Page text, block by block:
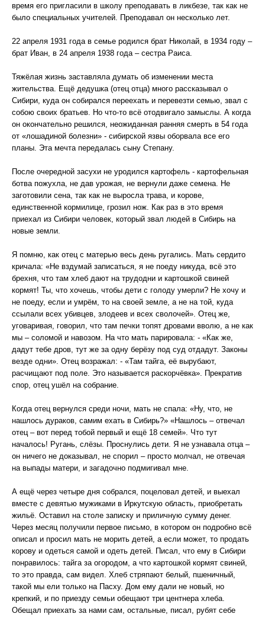
время его пригласили в школу преподавать в ликбезе, так как не
было специальных учителей. Преподавал он несколько лет.
22 апреля 1931 года в семье родился брат Николай, в 1934 году –
брат Иван, в 24 апреля 1938 года – сестра Раиса.
Тяжёлая жизнь заставляла думать об изменении места
жительства. Ещё дедушка (отец отца) много рассказывал о
Сибири, куда он собирался переехать и перевезти семью, звал с
собою своих братьев. Но что-то всё отодвигало замыслы. А когда
он окончательно решился, неожиданная ранняя смерть в 54 года
от «лошадиной болезни» - сибирской язвы оборвала все его
планы. Эта мечта передалась сыну Степану.
После очередной засухи не уродился картофель - картофельная
ботва пожухла, не дав урожая, не вернули даже семена. Не
заготовили сена, так как не выросла трава, и корове,
единственной кормилице, грозил нож. Как раз в это время
приехал из Сибири человек, который звал людей в Сибирь на
новые земли.
Я помню, как отец с матерью весь день ругались. Мать сердито
кричала: «Не вздумай записаться, я не поеду никуда, всё это
брехня, что там хлеб дают на трудодни и картошкой свиней
кормят! Ты, что хочешь, чтобы дети с голоду умерли? Не хочу и
не поеду, если и умрём, то на своей земле, а не на той, куда
ссылали всех убивцев, злодеев и всех сволочей». Отец же,
уговаривая, говорил, что там печки топят дровами вволю, а не как
мы – соломой и навозом. На что мать парировала: - «Как же,
дадут тебе дров, тут же за одну берёзу под суд отдадут. Законы
везде одни». Отец возражал: - «Там тайга, её вырубают,
расчищают под поле. Это называется раскорчёвка». Прекратив
спор, отец ушёл на собрание.
Когда отец вернулся среди ночи, мать не спала: «Ну, что, не
нашлось дураков, самим ехать в Сибирь?» «Нашлось – отвечал
отец – вот перед тобой первый и ещё 18 семей». Что тут
началось! Ругань, слёзы. Проснулись дети. Я не узнавала отца –
он ничего не доказывал, не спорил – просто молчал, не отвечая
на выпады матери, и загадочно подмигивал мне.
А ещё через четыре дня собрался, поцеловал детей, и выехал
вместе с девятью мужиками в Иркутскую область, приобретать
жильё. Оставил на столе записку и приличную сумму денег.
Через месяц получили первое письмо, в котором он подробно всё
описал и просил мать не морить детей, а если может, то продать
корову и одеться самой и одеть детей. Писал, что ему в Сибири
понравилось: тайга за огородом, а что картошкой кормят свиней,
то это правда, сам видел. Хлеб стряпают белый, пшеничный,
такой мы ели только на Пасху. Дом ему дали не новый, но
крепкий, и по приезду семьи обещают три центнера хлеба.
Обещал приехать за нами сам, остальные, писал, рубят себе